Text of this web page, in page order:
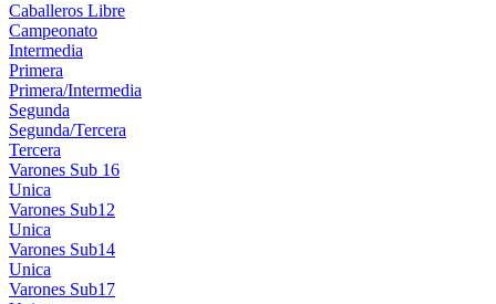
Caballeros Libre
Campeonato
Intermedia
Primera
Primera/Intermedia
Segunda
Segunda/Tercera
Tercera
Varones Sub 16
Unica
Varones Sub12
Unica
Varones Sub14
Unica
Varones Sub17